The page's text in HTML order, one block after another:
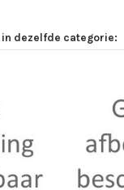
dezelfde categorie: